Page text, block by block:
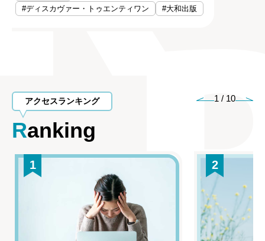
#ディスカヴァー・トゥエンティワン
#大和出版
アクセスランキング
Ranking
1 / 10
1 2